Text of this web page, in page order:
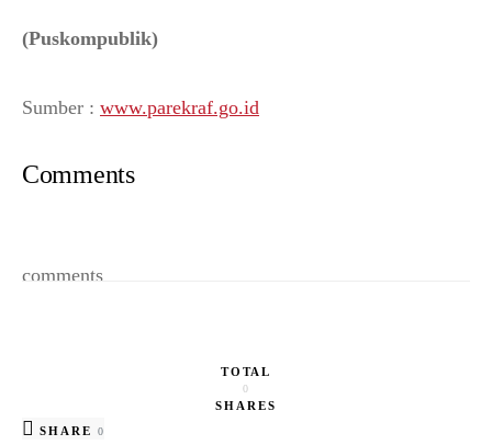
(Puskompublik)
Sumber : www.parekraf.go.id
Comments
comments
TOTAL
0
SHARES
SHARE
0